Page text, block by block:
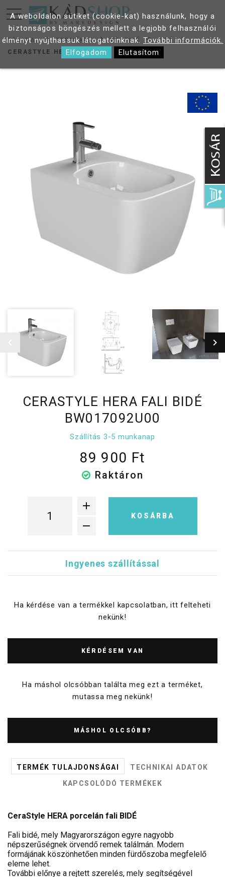
FŐOLDAL TERMÉKEK WC, BIDÉ
BIDÉ
CERASTYLE HERA FALI BIDÉ BW017092U00
CERASTYLE HERA FALI BIDÉ
BW017092U00
Szállítás 3-5 munkanap
89 900 Ft
Raktáron
KOSÁRBA
Ingyenes szállítással
Ha kérdése van a termékkel kapcsolatban, itt felteheti
nekünk!
KÉRDÉSEM VAN
Ha máshol olcsóbban találta meg ezt a terméket,
mutassa meg nekünk!
MÁSHOL OLCSÓBB?
TERMÉK TULAJDONSÁGAI
TECHNIKAI ADATOK
KAPCSOLÓDÓ TERMÉKEK
CeraStyle HERA porcelán fali BIDÉ
Fali bidé, mely Magyarországon egyre nagyobb
népszerűségnek örvendő remek találmán. Modern
formájának köszönhetően minden fürdőszoba megfelelő
eleme lehet.
További előnye a rejtett szerelés, mely segítségével
A weboldalon sütiket (cookie-kat) használunk, hogy a
biztonságos böngészés mellett a legjobb felhasználói
élményt nyújthassuk látogatóinknak. További információk.
Elfogadom
Elutasítom